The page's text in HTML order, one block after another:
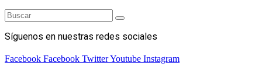
Síguenos en nuestras redes sociales
Facebook Facebook TwitterYoutube Instagram